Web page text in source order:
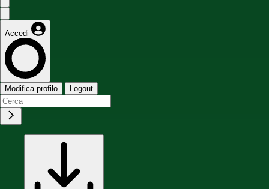
Accedi
Modifica profilo Logout